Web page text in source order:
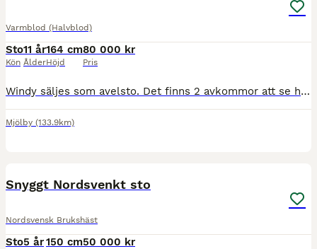
Varmblod (Halvblod)
Sto
Kön
11 år
Ålder
164 cm
Höjd
80 000 kr
Pris
Windy säljes som avelsto. Det finns 2 avkommor att se hos mig. Sto född 2021, numera valack född 2022. Även ridbar, finns film på hoppning och terräng träning. Fina gångarter. Varit avställd senaste å
Mjölby (133.9km)
Snyggt Nordsvenkt sto
Nordsvensk Brukshäst
Sto5 år150 cm50 000 kr